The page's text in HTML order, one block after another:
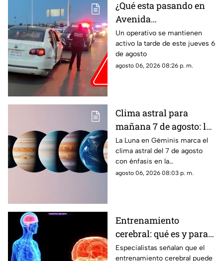
familiar
¿Qué esta pasando en
Avenida
Aguascalientes?
Reportan persecución y
accidente vehicular
Un operativo se mantienen
activo la tarde de este jueves 6
de agosto
agosto 06, 2026 08:26 p. m.
Clima astral para
mañana 7 de agosto: la
Luna cambia a Géminis
y favorece la
comunicación
La Luna en Géminis marca el
clima astral del 7 de agosto
con énfasis en la
comunicación, las ideas y los
agosto 06, 2026 08:03 p. m.
Entrenamiento
cerebral: qué es y para
qué sirve
Especialistas señalan que el
entrenamiento cerebral puede